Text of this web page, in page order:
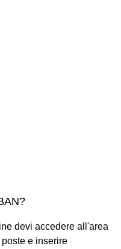
devi accedere all'area
e inserire